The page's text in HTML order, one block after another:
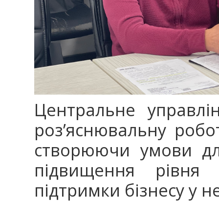
Центральне
роз’яснювальну
створюючи умови
підвищення рівня
підтримки бізнесу у